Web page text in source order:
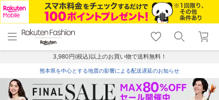
menu home
トップ
shopping_cart lock_outline
ログイン
3,980円(税込)以上のお買い物で送料無料！
熊本県を中心とする地震の影響による配送遅延のお知らせ